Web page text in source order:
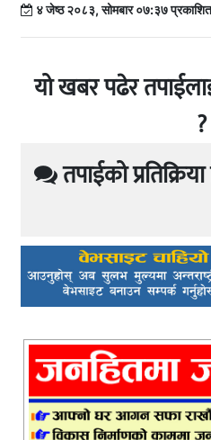
४ जेष्ठ २०८३, सोमबार ०७:३७ प्रकाशित
यो खबर पढेर
?
तपाईको